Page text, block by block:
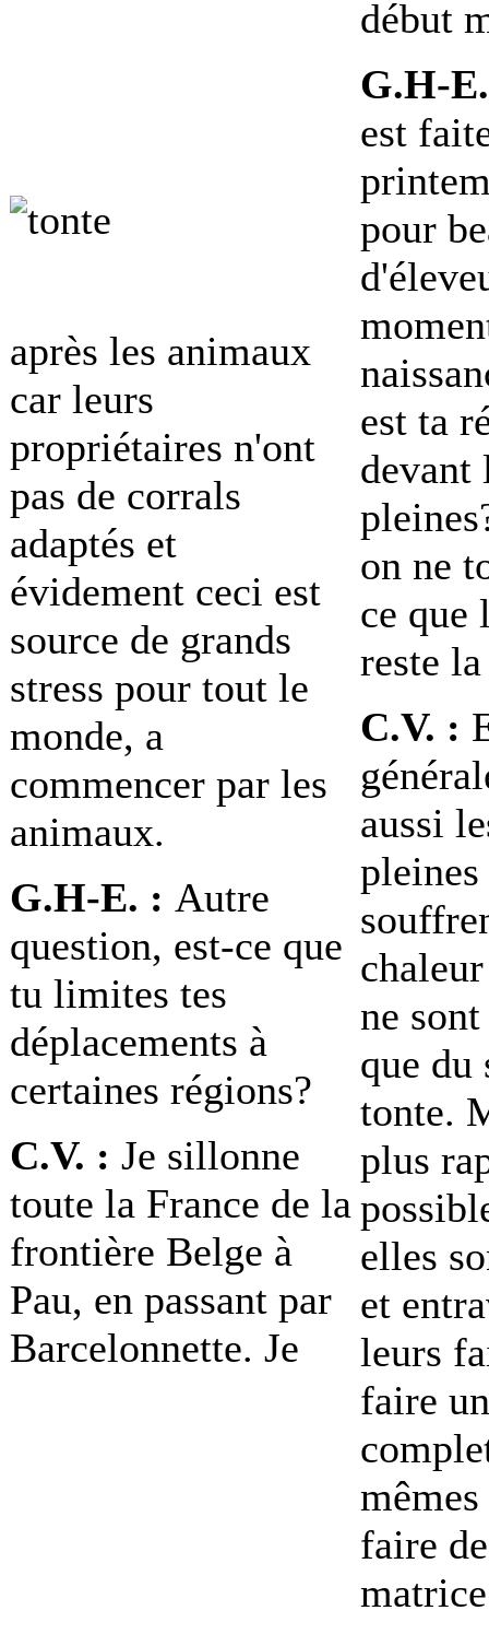
après les animaux
car leurs
propriétaires n'ont
pas de corrals
adaptés et
évidement ceci est
source de grands
stress pour tout le
monde, a
commencer par les
animaux.
G.H-E. : Autre
question, est-ce que
tu limites tes
déplacements à
certaines régions?
C.V. : Je sillonne
toute la France de la
frontière Belge à
Pau, en passant par
Barcelonnette. Je
début
G.H-
est
pour
est ta
devant
on ne
ce que
reste
C.V. :
aussi
ne
que du
tonte.
plus
elles
et
leurs
faire
faire